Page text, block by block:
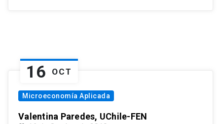
16 OCT
Microeconomía Aplicada
Valentina Paredes, UChile-FEN